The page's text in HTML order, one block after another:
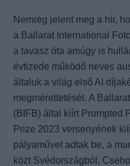
Nemrég jelent meg a hír,
a Ballarat International
a tavasz óta amúgy is
évtizede működő neves
általuk a világ első AI
megmérettetését. A
(BIFB) által kiírt Prompted
Prize 2023 versenyének
pályaművet adtak be, a
közt Svédországból,